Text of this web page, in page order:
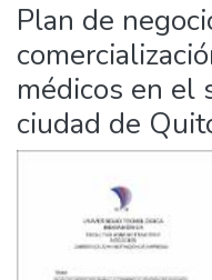
Plan de
médicos en el
ciudad de